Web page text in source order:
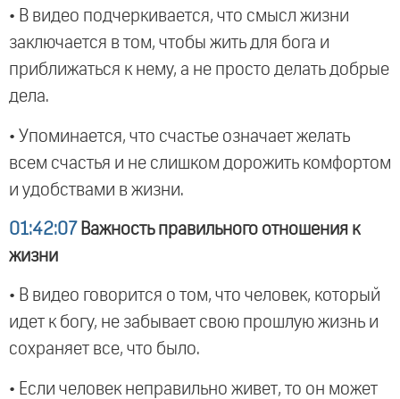
• В видео подчеркивается, что смысл жизни
заключается в том, чтобы жить для бога и
приближаться к нему, а не просто делать добрые
дела.
• Упоминается, что счастье означает желать
всем счастья и не слишком дорожить комфортом
и удобствами в жизни.
01:42:07 Важность правильного отношения к
жизни
• В видео говорится о том, что человек, который
идет к богу, не забывает свою прошлую жизнь и
сохраняет все, что было.
• Если человек неправильно живет, то он может